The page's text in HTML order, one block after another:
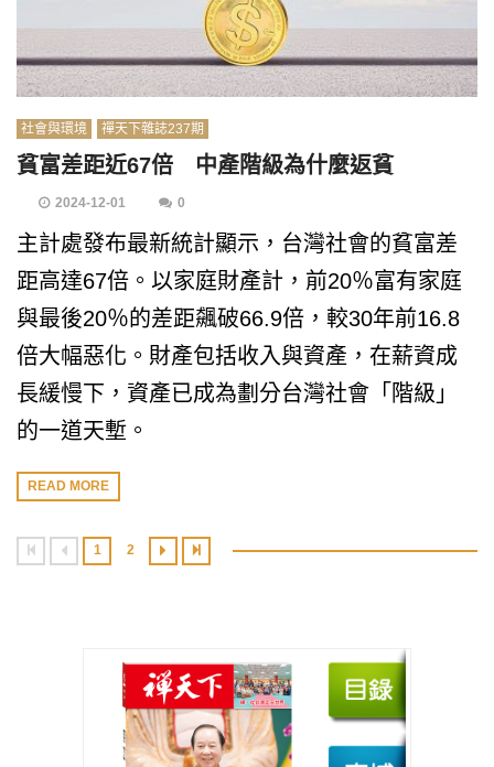
社會與環境 禪天下雜誌237期
貧富差距近67倍 中產階級為什麼返貧
2024-12-01 0
主計處發布最新統計顯示，台灣社會的貧富差
距高達67倍。以家庭財產計，前20％富有家庭
與最後20％的差距飆破66.9倍，較30年前16.8
倍大幅惡化。財產包括收入與資產，在薪資成
長緩慢下，資產已成為劃分台灣社會「階級」
的一道天塹。
READ MORE
1 2